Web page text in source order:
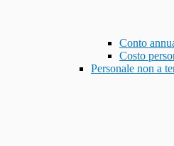
Conto
Costo
Personale non a